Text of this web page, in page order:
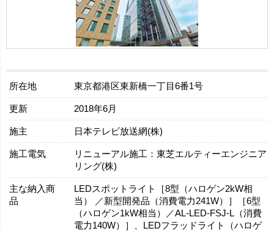
所在地 東京都港区東新橋一丁目6番1号
更新 2018年6月
施主 日本テレビ放送網(株)
施工電気
リニューアル施工：東芝エルティーエンジニア
リング(株)
主な納入商
品
LEDスポットライト［8型（ハロゲン2kW相
当） ／新型開発品（消費電力241W）］［6型
（ハロゲン1kW相当）／AL-LED-FSJ-L（消費
電力140W）］、LEDフラッドライト（ハロゲ